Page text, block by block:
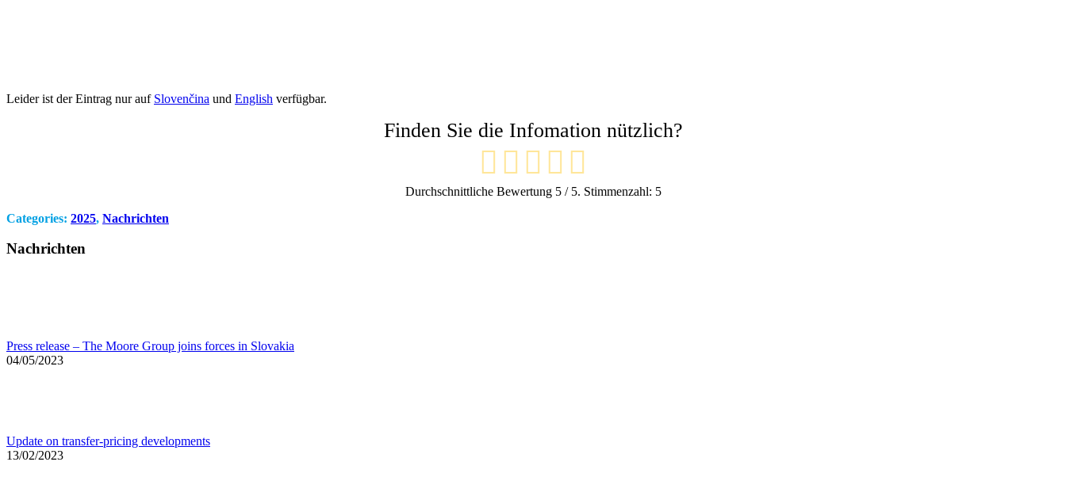
Leider ist der Eintrag nur auf Slovenčina und English verfügbar.
Finden Sie die Infomation nützlich?
Durchschnittliche Bewertung 5/ 5. Stimmenzahl: 5
Categories: 2025, Nachrichten
Nachrichten
Press release – The Moore Group joins forces in Slovakia
04/05/2023
Update on transfer-pricing developments
13/02/2023